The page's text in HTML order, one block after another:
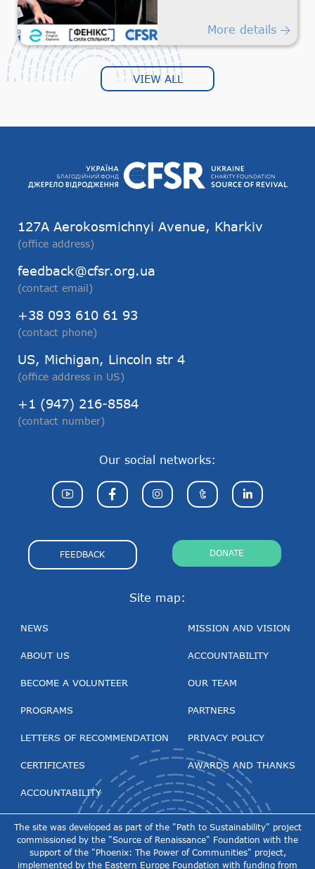
More details
VIEW ALL
127А Aerokosmichnyi Avenue, Kharkiv
(office address)
feedback@cfsr.org.ua
(contact email)
+38 093 610 61 93
(contact phone)
US, Michigan, Lincoln str 4
(office address in US)
+1 (947) 216-8584
(contact number)
Site map:
NEWS
ABOUT US
BECOME A VOLUNTEER
PROGRAMS
LETTERS OF RECOMMENDATION
CERTIFICATES
ACCOUNTABILITY
MISSION AND VISION
ACCOUNTABILITY
OUR TEAM
PARTNERS
PRIVACY POLICY
AWARDS AND THANKS
Our social networks:
FEEDBACK DONATE
The site was developed as part of the "Path to Sustainability" project
commissioned by the "Source of Renaissance" Foundation with the
support of the "Phoenix: The Power of Communities" project,
implemented by the Eastern Europe Foundation with funding from